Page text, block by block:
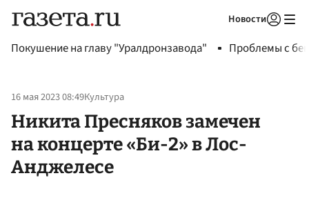
Новости
Покушение на главу "Уралдронзавода" Проблемы с
16 мая 2023 08:49Культура
Никита Пресняков замечен
на концерте «Би-2» в Лос-
Анджелесе